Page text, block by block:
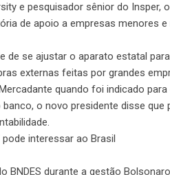
e pesquisador sênior do Insper,
de apoio a empresas menores
de se ajustar o aparato estatal
externas feitas por grandes
quando foi indicado
o novo presidente disse
pode interessar ao Brasil
durante a gestão